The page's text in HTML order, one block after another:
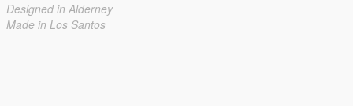
Designed in Alderney
Made in Los Santos